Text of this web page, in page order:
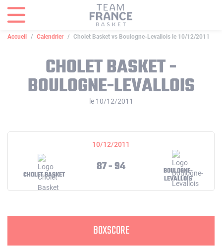
Accueil Calendrier Cholet Basket vs Boulogne-Levallois le 10/12/2011
CHOLET BASKET -
BOULOGNE-LEVALLOIS
le 10/12/2011
10/12/2011
CHOLET BASKET
87 - 94
BOULOGNE-
LEVALLOIS
BOXSCORE
Panneau de gestion des cookies